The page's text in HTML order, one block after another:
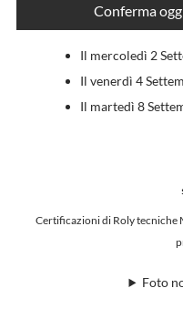
Conferma
Il mercoledì 2
Il venerdì 4
Il martedì 8
Certificazioni di Roly tecniche
Foto